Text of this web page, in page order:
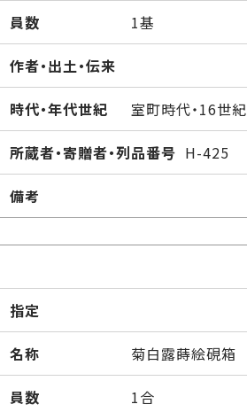
員数 1基
作者・出土・伝来
時代・年代世紀 室町時代・16世紀
所蔵者・寄贈者・列品番号 H-425
備考
指定
名称 菊白露蒔絵硯箱
員数 1合